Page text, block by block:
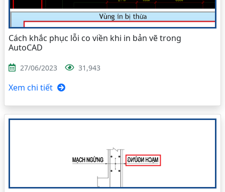
Cách khắc phục lỗi co viền khi in bản vẽ trong
AutoCAD
27/06/2023 31,943
Xem chi tiết